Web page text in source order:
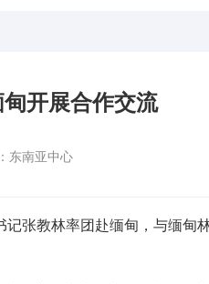
开展合作交流
东南亚中心
张教林率团赴缅甸，与缅甸